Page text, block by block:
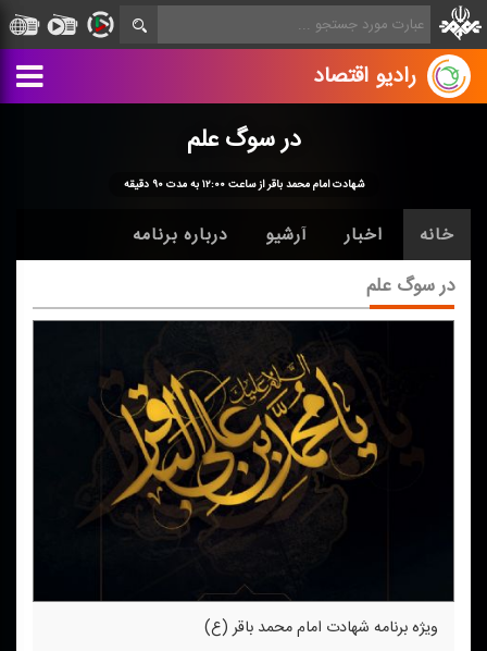
رادیو اقتصاد
در سوگ علم
شهادت امام محمد باقر از ساعت ۱۲:۰۰ به مدت ۹۰ دقیقه
خانه اخبار آرشیو درباره برنامه
در سوگ علم
ویژه برنامه شهادت امام محمد باقر (ع)